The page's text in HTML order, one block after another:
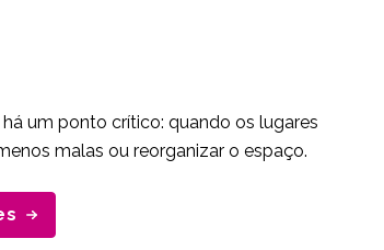
um ponto crítico: quando os lugares
malas ou reorganizar o espaço.